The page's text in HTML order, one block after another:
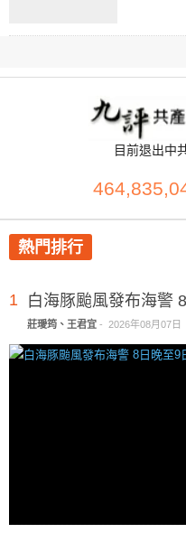
目前退出中
熱門排行
1 白海豚颱風發布海警
莊璦筠、王君宜 - 2026年08月07日